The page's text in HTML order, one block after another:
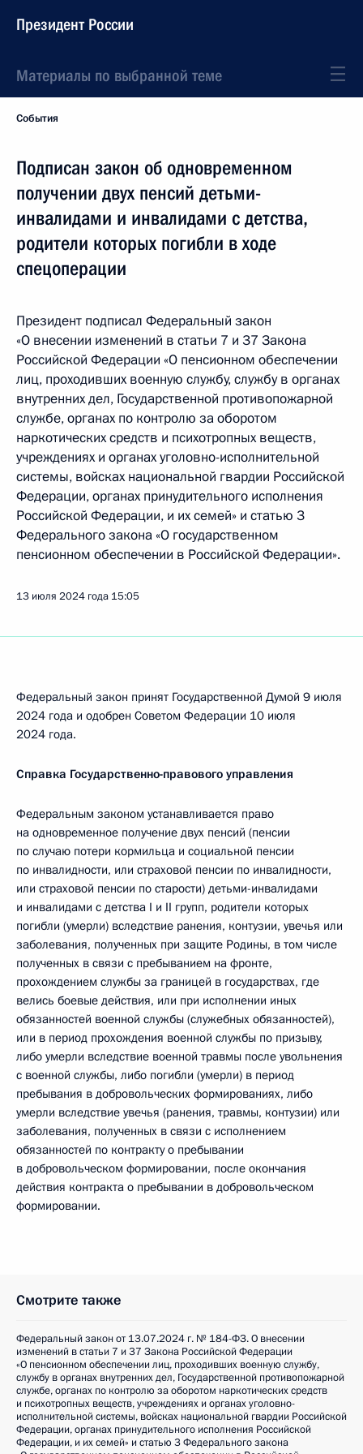
Президент России
Материалы по выбранной теме
События
Подписан закон об одновременном
получении двух пенсий детьми-
инвалидами и инвалидами с детства,
родители которых погибли в ходе
спецоперации
Президент подписал Федеральный закон
«О внесении изменений в статьи 7 и 37 Закона
Российской Федерации «О пенсионном обеспечении
лиц, проходивших военную службу, службу в органах
внутренних дел, Государственной противопожарной
службе, органах по контролю за оборотом
наркотических средств и психотропных веществ,
учреждениях и органах уголовно-исполнительной
системы, войсках национальной гвардии Российской
Федерации, органах принудительного исполнения
Российской Федерации, и их семей» и статью 3
Федерального закона «О государственном
пенсионном обеспечении в Российской Федерации».
13 июля 2024 года 15:05
Федеральный закон принят Государственной Думой 9 июля
2024 года и одобрен Советом Федерации 10 июля
2024 года.
Справка Государственно-правового управления
Федеральным законом устанавливается право
на одновременное получение двух пенсий (пенсии
по случаю потери кормильца и социальной пенсии
по инвалидности, или страховой пенсии по инвалидности,
или страховой пенсии по старости) детьми-инвалидами
и инвалидами с детства I и II групп, родители которых
погибли (умерли) вследствие ранения, контузии, увечья или
заболевания, полученных при защите Родины, в том числе
полученных в связи с пребыванием на фронте,
прохождением службы за границей в государствах, где
велись боевые действия, или при исполнении иных
обязанностей военной службы (служебных обязанностей),
или в период прохождения военной службы по призыву,
либо умерли вследствие военной травмы после увольнения
с военной службы, либо погибли (умерли) в период
пребывания в добровольческих формированиях, либо
умерли вследствие увечья (ранения, травмы, контузии) или
заболевания, полученных в связи с исполнением
обязанностей по контракту о пребывании
в добровольческом формировании, после окончания
действия контракта о пребывании в добровольческом
формировании.
Смотрите также
Федеральный закон от 13.07.2024 г. № 184-ФЗ. О внесении
изменений в статьи 7 и 37 Закона Российской Федерации
«О пенсионном обеспечении лиц, проходивших военную службу,
службу в органах внутренних дел, Государственной противопожарной
службе, органах по контролю за оборотом наркотических средств
и психотропных веществ, учреждениях и органах уголовно-
исполнительной системы, войсках национальной гвардии Российской
Федерации, органах принудительного исполнения Российской
Федерации, и их семей» и статью 3 Федерального закона